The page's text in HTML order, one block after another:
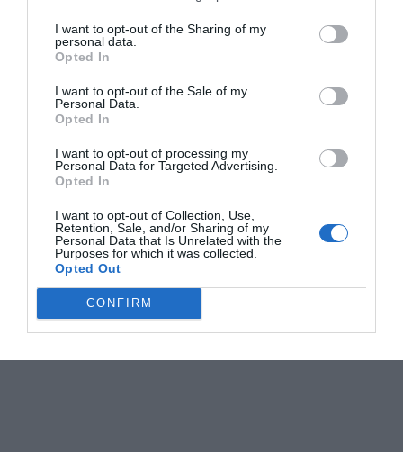
I want to opt-out of the Sharing of my
personal data.
Opted In
I want to opt-out of the Sale of my
Personal Data.
Opted In
I want to opt-out of processing my
Personal Data for Targeted Advertising.
Opted In
I want to opt-out of Collection, Use,
Retention, Sale, and/or Sharing of my
Personal Data that Is Unrelated with the
Purposes for which it was collected.
Opted Out
CONFIRM